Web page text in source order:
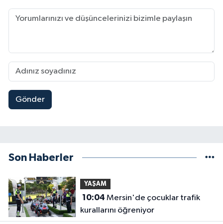
Gönder
Son Haberler
YAŞAM
10:04
kurallarını öğreniyor